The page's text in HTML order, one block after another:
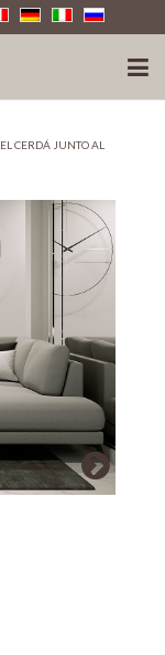
CERDÁ JUNTO AL